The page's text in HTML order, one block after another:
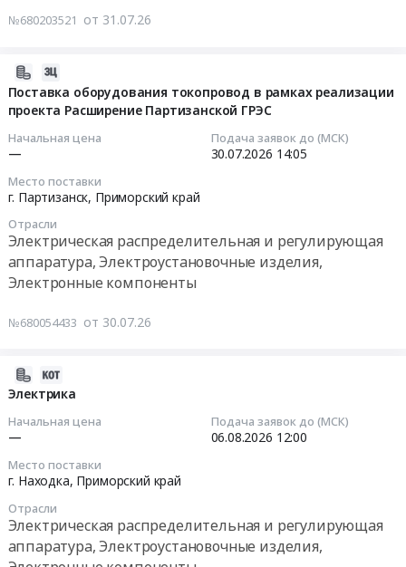
№680203521 от 31.07.26
Поставка оборудования токопровод в рамках реализации
проекта Расширение Партизанской ГРЭС
Начальная цена
—
Подача заявок до (МСК)
30.07.2026 14:05
Место поставки
г. Партизанск, Приморский край
Отрасли
Электрическая распределительная и регулирующая
аппаратура, Электроустановочные изделия,
Электронные компоненты
№680054433 от 30.07.26
Электрика
Начальная цена
—
Подача заявок до (МСК)
06.08.2026 12:00
Место поставки
г. Находка, Приморский край
Отрасли
Электрическая распределительная и регулирующая
аппаратура, Электроустановочные изделия,